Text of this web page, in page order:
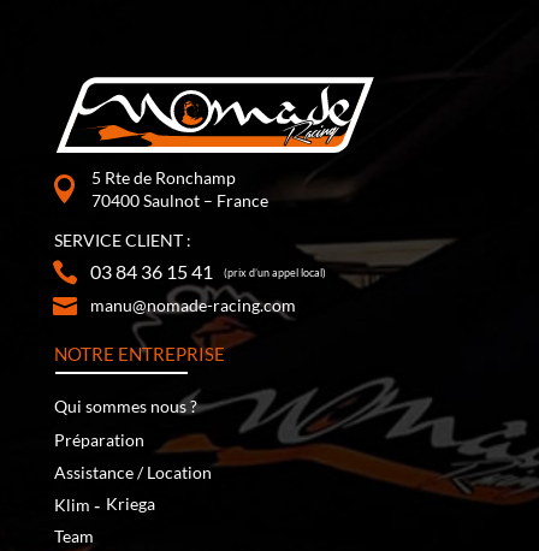
5 Rte de Ronchamp
70400 Saulnot – France
SERVICE CLIENT :
03 84 36 15 41 (prix d’un appel local)
manu@nomade-racing.com
NOTRE ENTREPRISE
Qui sommes nous ?
Préparation
Assistance / Location
Klim ‐ Kriega
Team